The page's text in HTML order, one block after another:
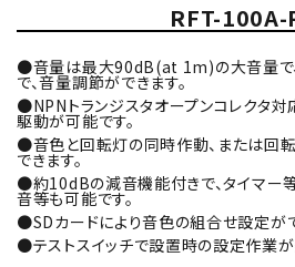
RFT-100A-
●音量は最大90dB(at 1m)の大音量で
で、音量調節ができます。
●NPNトランジスタオープンコレクタ対
駆動が可能です。
●音色と回転灯の同時作動、または回
できます。
●約10dBの減音機能付きで、タイマー
音等も可能です。
●SDカードにより音色の組合せ設定がで
●テストスイッチで設置時の設定作業が